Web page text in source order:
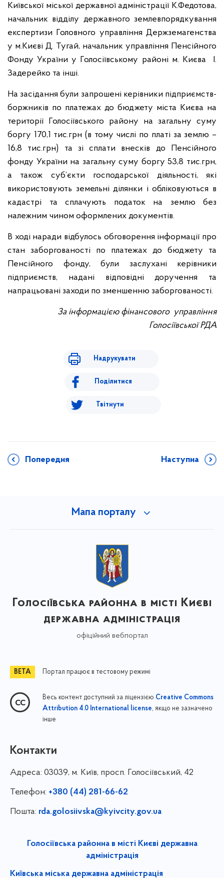
Київської міської державної адміністрації К.Федотова,
начальник відділу державного землевпорядкування
експертизи Головного управління Держземагенства
у м.Києві Д. Тугай, начальник управління Пенсійного
Фонду України у Голосіївському районі м. Києва І.
Задерейко та інші.
На засідання були запрошені керівники підприємств-
боржників по платежах до бюджету міста Києва на
території Голосіївського району на загальну суму
боргу 170,1 тис.грн (в тому числі по платі за землю –
16,8 тис.грн) та зі сплати внесків до Пенсійного
фонду України на загальну суму боргу 53,8 тис.грн,
а також суб’єкти господарської діяльності, які
використовують земельні ділянки і обліковуються в
кадастрі та сплачують податок на землю без
належним чином оформлених документів.
В ході наради відбулось обговорення інформації про
стан заборгованості по платежах до бюджету та
Пенсійного фонду, були заслухані керівники
підприємств, надані відповідні доручення та
напрацьовані заходи по зменшенню заборгованості.
За інформацієюфінансового управління
Голосіївської РДА
Надрукувати
Поділитися
Твітнути
Попередня Наступна
Мапа порталу
Голосіївська районна в місті Києві
державна адміністрація
офіційний вебпортал
Портал працює в тестовому режимі
Весь контент доступний за ліцензією Creative Commons
Attribution 4.0 International license, якщо не зазначено
інше
Контакти
Адреса: 03039, м. Київ, просп. Голосіївський, 42
Телефон: +380 (44) 281-66-62
Пошта: rda.golosiivska@kyivcity.gov.ua
Голосіївська районна в місті Києві державна
адміністрація
Київська міська державна адміністрація